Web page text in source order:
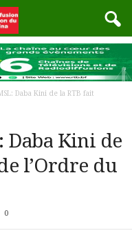
Daba Kini de la RTB fait
Daba Kini de
l’Ordre du
0